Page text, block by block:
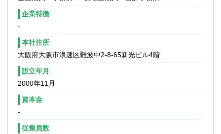
企業特徴
-
本社住所
大阪府大阪市浪速区難波中2-8-65新光ビル4階
設立年月
2000年11月
資本金
-
従業員数